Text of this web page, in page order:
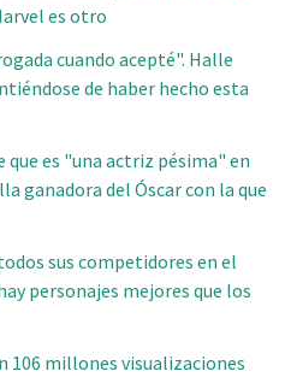
es otro
cuando acepté". Halle
de haber hecho esta
es "una actriz pésima" en
ganadora del Óscar con la que
sus competidores en el
personajes mejores que los
106 millones visualizaciones